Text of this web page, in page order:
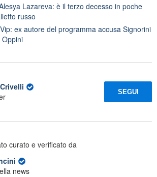
Lazareva: è il terzo decesso in poche
russo
ex autore del programma accusa Signorini
SEGUI
curato e verificato da
news